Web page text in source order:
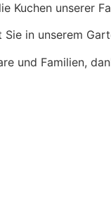
Kuchen unserer
in unserem
und Familien,